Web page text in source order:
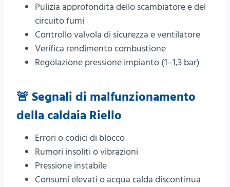
Pulizia approfondita dello scambiatore e del
circuito fumi
Controllo valvola di sicurezza e ventilatore
Verifica rendimento combustione
Regolazione pressione impianto (1–1,3 bar)
🚨 Segnali di malfunzionamento
della caldaia Riello
Errori o codici di blocco
Rumori insoliti o vibrazioni
Pressione instabile
Consumi elevati o acqua calda discontinua